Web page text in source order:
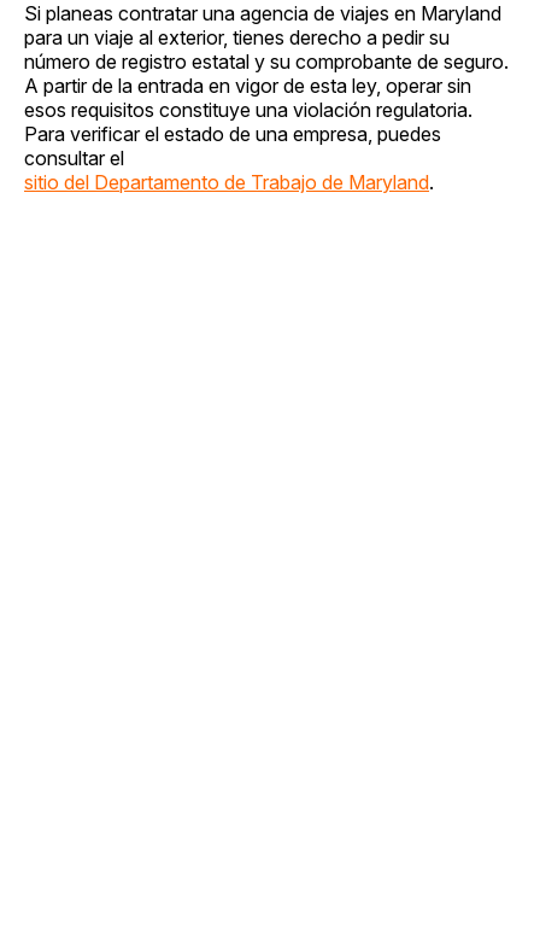
Si planeas contratar una agencia de viajes en Maryland
para un viaje al exterior, tienes derecho a pedir su
número de registro estatal y su comprobante de seguro.
A partir de la entrada en vigor de esta ley, operar sin
esos requisitos constituye una violación regulatoria.
Para verificar el estado de una empresa, puedes
consultar el
sitio del Departamento de Trabajo de Maryland.